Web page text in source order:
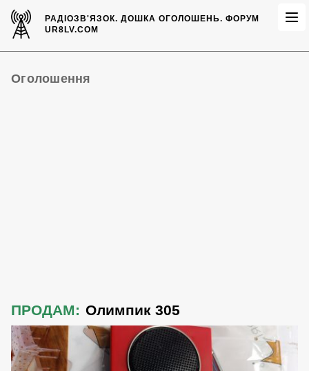
РАДІОЗВ'ЯЗОК.ДОШКА ОГОЛОШЕНЬ. ФОРУМ
UR8LV.COM
Оголошення
ПРОДАМ: Олимпик 305